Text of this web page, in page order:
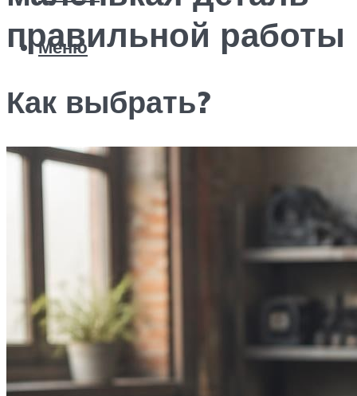
Меню
правильной работы
Как выбрать?